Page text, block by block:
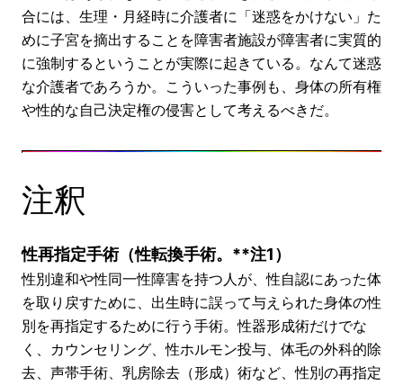
合には、生理・月経時に介護者に「迷惑をかけない」た
めに子宮を摘出することを障害者施設が障害者に実質的
に強制するということが実際に起きている。なんて迷惑
な介護者であろうか。こういった事例も、身体の所有権
や性的な自己決定権の侵害として考えるべきだ。
注釈
性再指定手術（性転換手術。**注1）
性別違和や性同一性障害を持つ人が、性自認にあった体
を取り戻すために、出生時に誤って与えられた身体の性
別を再指定するために行う手術。性器形成術だけでな
く、カウンセリング、性ホルモン投与、体毛の外科的除
去、声帯手術、乳房除去（形成）術など、性別の再指定